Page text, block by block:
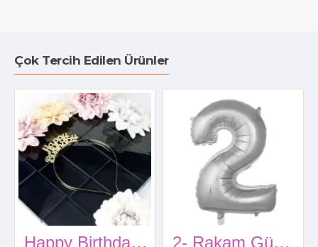
Çok Tercih Edilen Ürünler
Happy Birthday Metal Taç Gold 2- Rakam Gümüş Renk Balon 100 Cm